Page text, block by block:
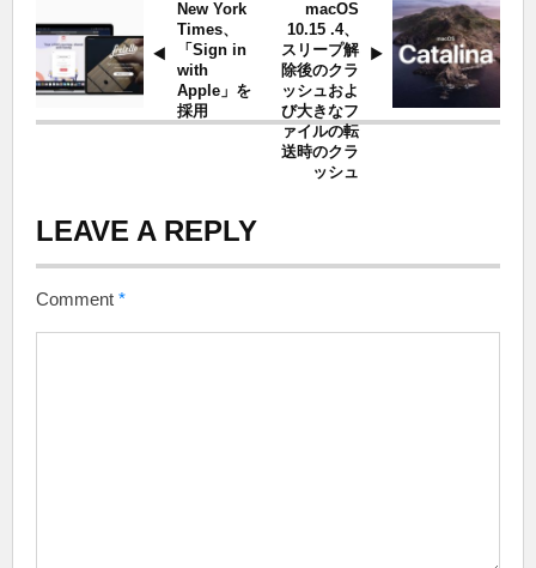
New York
Times、
「Sign in
with
Apple」を
採用
macOS
10.15 .4、
スリープ解
除後のクラ
ッシュおよ
び大きなフ
ァイルの転
送時のクラ
ッシュ
LEAVE A REPLY
Comment *